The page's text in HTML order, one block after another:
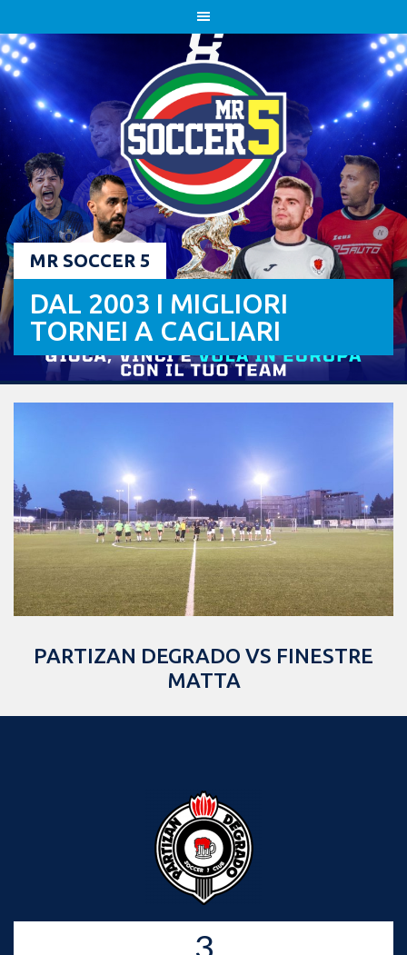
to
content
MR SOCCER 5
DAL 2003 I MIGLIORI
TORNEI A CAGLIARI
PARTIZAN DEGRADO VS FINESTRE
MATTA
3